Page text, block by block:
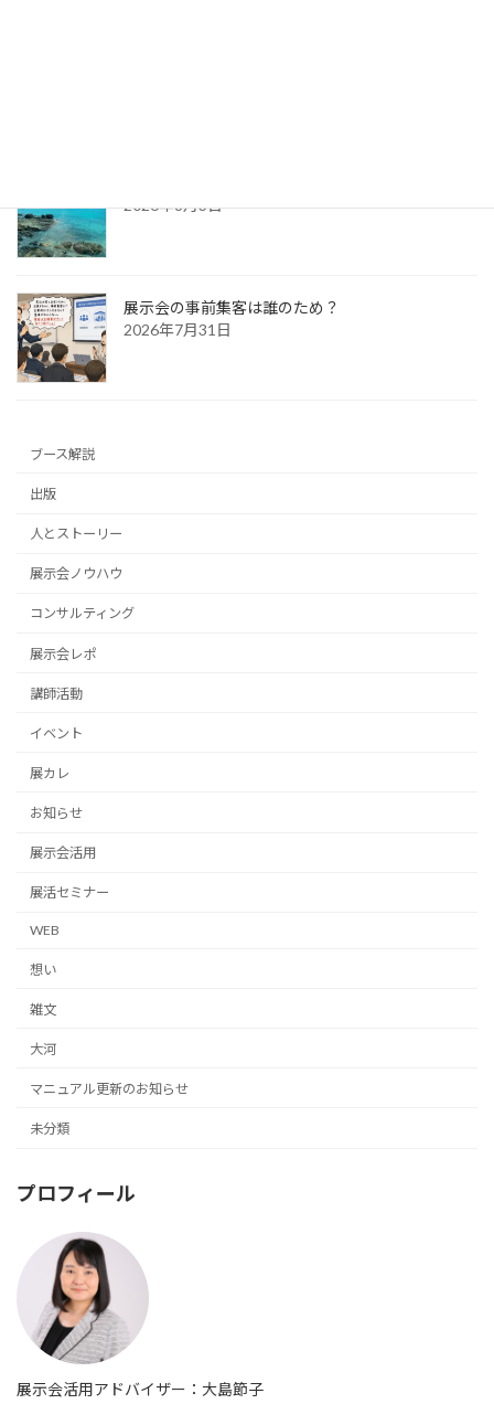
2026年8月3日
展示会の事前集客は誰のため？
2026年7月31日
ブース解説
出版
人とストーリー
展示会ノウハウ
コンサルティング
展示会レポ
講師活動
イベント
展カレ
お知らせ
展示会活用
展活セミナー
WEB
想い
雑文
大河
マニュアル更新のお知らせ
未分類
プロフィール
展示会活用アドバイザー：大島節子